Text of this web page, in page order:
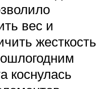
вес и
жесткость
коснулась